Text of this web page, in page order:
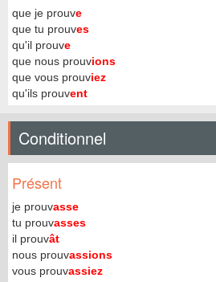
que je prouve
que tu prouves
qu'il prouve
que nous prouvions
que vous prouviez
qu'ils prouvent
Conditionnel
Présent
je prouvasse
tu prouvasses
il prouvât
nous prouvassions
vous prouvassiez